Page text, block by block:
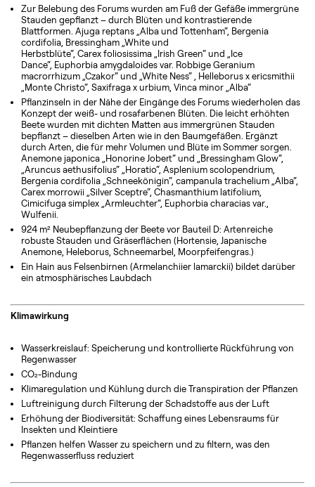
Zur Belebung des Forums wurden am Fuß der Gefäße immergrüne
Stauden gepflanzt – durch Blüten und kontrastierende
Blattformen. Ajuga reptans „Alba und Tottenham“, Bergenia
cordifolia, Bressingham „White und
Herbstblüte“, Carex foliosissima „Irish Green“ und „Ice
Dance“, Euphorbia amygdaloides var. Robbige Geranium
macrorrhizum „Czakor“ und „White Ness“ , Helleborus x ericsmithii
„Monte Christo“, Saxifraga x urbium, Vinca minor „Alba“
Pflanzinseln in der Nähe der Eingänge des Forums wiederholen das
Konzept der weiß- und rosafarbenen Blüten. Die leicht erhöhten
Beete wurden mit dichten Matten aus immergrünen Stauden
bepflanzt – dieselben Arten wie in den Baumgefäßen. Ergänzt
durch Arten, die für mehr Volumen und Blüte im Sommer sorgen.
Anemone japonica „Honorine Jobert“ und „Bressingham Glow“,
„Aruncus aethusifolius“ „Horatio“, Asplenium scolopendrium,
Bergenia cordifolia „Schneekönigin“, campanula trachelium „Alba“,
Carex morrowii „Silver Sceptre“, Chasmanthium latifolium,
Cimicifuga simplex „Armleuchter“, Euphorbia characias var.,
Wulfenii.
924 m² Neubepflanzung der Beete vor Bauteil D: Artenreiche
robuste Stauden und Gräserflächen (Hortensie, Japanische
Anemone, Heleborus, Schneemarbel, Moorpfeifengras.)
Ein Hain aus Felsenbirnen (Armelanchiier lamarckii) bildet darüber
ein atmosphärisches Laubdach
Klimawirkung
Wasserkreislauf: Speicherung und kontrollierte Rückführung von
Regenwasser
CO₂-Bindung
Klimaregulation und Kühlung durch die Transpiration der Pflanzen
Luftreinigung durch Filterung der Schadstoffe aus der Luft
Erhöhung der Biodiversität: Schaffung eines Lebensraums für
Insekten und Kleintiere
Pflanzen helfen Wasser zu speichern und zu filtern, was den
Regenwasserfluss reduziert